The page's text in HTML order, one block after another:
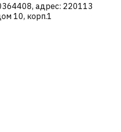
адрес: 220113
10, корп.1